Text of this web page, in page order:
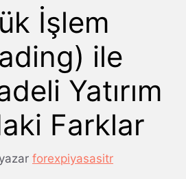
İşlem
ile
Yatırım
Farklar
yazar forexpiyasasitr